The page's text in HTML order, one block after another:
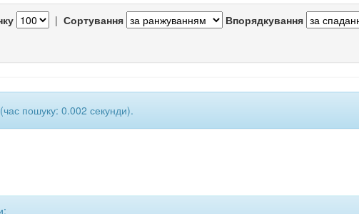
| Сортування Впорядкування
(час пошуку: 0.002 секунди).